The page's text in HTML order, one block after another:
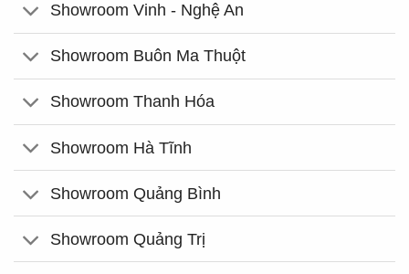
Showroom Vinh - Nghệ An
Showroom Buôn Ma Thuột
Showroom Thanh Hóa
Showroom Hà Tĩnh
Showroom Quảng Bình
Showroom Quảng Trị